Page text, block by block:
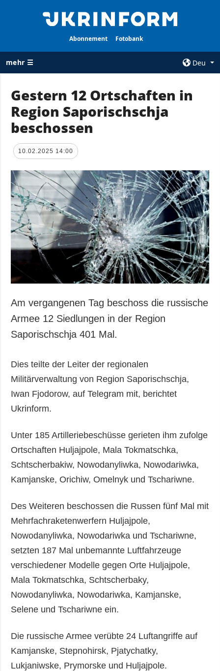
Abonnement Fotobank
mehr ☰
Deu
ALLE
RUBRIKEN
Krieg
Wiederaufbau
Politik
Wirtschaft
Militär
Gesellschaft und
Kultur
Sport
Kriminalität
Notstand und
AGENTUR
Politik zur
Vertraulichkeit
und zum Schutz
personenbezogener
Daten
ZUSÄTZLICH
Veröffentlichungen
Fotos
Video
LEISTUNGEN
Gestern 12 Ortschaften in
Region Saporischschja
beschossen
10.02.2025 14:00
Am vergangenen Tag beschoss die russische
Armee 12 Siedlungen in der Region
Saporischschja 401 Mal.
Dies teilte der Leiter der regionalen
Militärverwaltung von Region Saporischschja,
Iwan Fjodorow, auf Telegram mit, berichtet
Ukrinform.
Unter 185 Artilleriebeschüsse gerieten ihm zufolge
Ortschaften Huljajpole, Mala Tokmatschka,
Schtscherbakiw, Nowodanyliwka, Nowodariwka,
Kamjanske, Orichiw, Omelnyk und Tschariwne.
Des Weiteren beschossen die Russen fünf Mal mit
Mehrfachraketenwerfern Huljajpole,
Nowodanyliwka, Nowodariwka und Tschariwne,
setzten 187 Mal unbemannte Luftfahrzeuge
verschiedener Modelle gegen Orte Huljajpole,
Mala Tokmatschka, Schtscherbaky,
Nowodanyliwka, Nowodariwka, Kamjanske,
Selene und Tschariwne ein.
Die russische Armee verübte 24 Luftangriffe auf
Kamjanske, Stepnohirsk, Pjatychatky,
Lukjaniwske, Prymorske und Huljajpole.